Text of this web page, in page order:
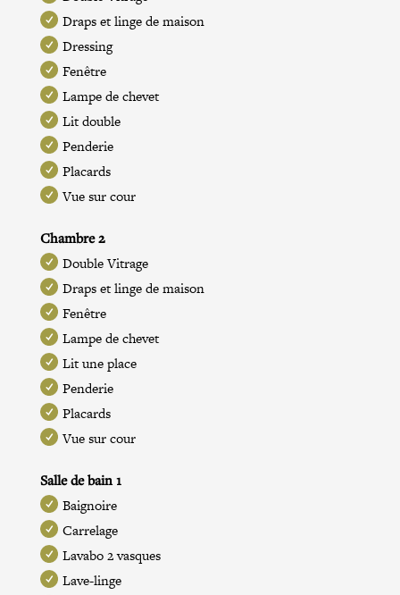
Draps et linge de maison
Dressing
Fenêtre
Lampe de chevet
Lit double
Penderie
Placards
Vue sur cour
Chambre 2
Double Vitrage
Draps et linge de maison
Fenêtre
Lampe de chevet
Lit une place
Penderie
Placards
Vue sur cour
Salle de bain 1
Baignoire
Carrelage
Lavabo 2 vasques
Lave-linge